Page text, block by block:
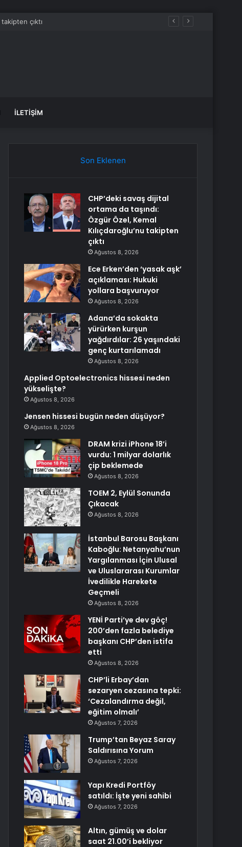
İLETIŞIM
Son Eklenen
CHP’deki savaş dijital
ortama da taşındı:
Özgür Özel, Kemal
Kılıçdaroğlu’nu takipten
çıktı
Ağustos 8, 2026
Ece Erken’den ‘yasak aşk’
açıklaması: Hukuki
yollara başvuruyor
Ağustos 8, 2026
Adana’da sokakta
yürürken kurşun
yağdırdılar: 26 yaşındaki
genç kurtarılamadı
Ağustos 8, 2026
Applied Optoelectronics hissesi neden
yükselişte?
Ağustos 8, 2026
Jensen hissesi bugün neden düşüyor?
Ağustos 8, 2026
DRAM krizi iPhone 18’i
vurdu: 1 milyar dolarlık
çip beklemede
Ağustos 8, 2026
TOEM 2, Eylül Sonunda
Çıkacak
Ağustos 8, 2026
İstanbul Barosu Başkanı
Kaboğlu: Netanyahu’nun
Yargılanması İçin Ulusal
ve Uluslararası Kurumlar
İvedilikle Harekete
Geçmeli
Ağustos 8, 2026
YENİ Parti’ye dev göç!
200’den fazla belediye
başkanı CHP’den istifa
etti
Ağustos 8, 2026
CHP’li Erbay’dan
sezaryen cezasına tepki:
‘Cezalandırma değil,
eğitim olmalı’
Ağustos 7, 2026
Trump’tan Beyaz Saray
Saldırısına Yorum
Ağustos 7, 2026
Yapı Kredi Portföy
satıldı: İşte yeni sahibi
Ağustos 7, 2026
Altın, gümüş ve dolar
saat 21.00’i bekliyor